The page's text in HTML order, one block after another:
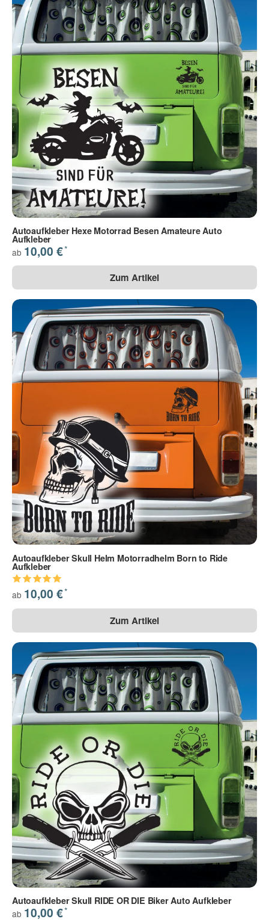
Autoaufkleber Hexe Motorrad Besen Amateure Auto
Aufkleber
ab 10,00 €*
Zum Artikel
Autoaufkleber Skull Helm Motorradhelm Born to Ride
Aufkleber
ab 10,00 €*
Zum Artikel
Autoaufkleber Skull RIDE OR DIE Biker Auto Aufkleber
ab 10,00 €*